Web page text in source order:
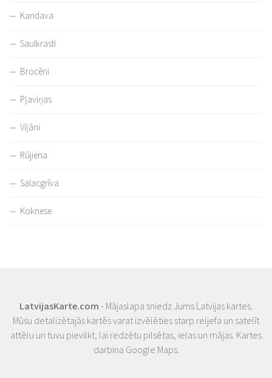
Kandava
Saulkrasti
Brocēni
Pļaviņas
Viļāni
Rūjiena
Salacgrīva
Koknese
LatvijasKarte.com - Mājaslapa sniedz Jums Latvijas kartes.
Mūsu detalizētajās kartēs varat izvēlēties starp reljefa un satelīt
attēlu un tuvu pievilkt, lai redzētu pilsētas, ielas un mājas. Kartes
darbina Google Maps.